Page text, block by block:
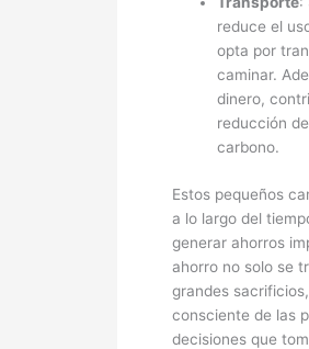
reduce el
opta por
caminar.
dinero,
reducción
carbono.
Estos pequeños
a lo largo del
generar ahorros
ahorro no solo se
grandes
consciente de las
decisiones que